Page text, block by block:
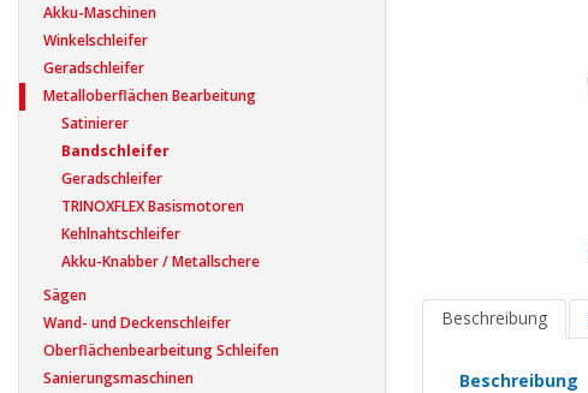
Akku-Maschinen
Winkelschleifer
Geradschleifer
Metalloberflächen Bearbeitung
Satinierer
Bandschleifer
Geradschleifer
TRINOXFLEX Basismotoren
Kehlnahtschleifer
Akku-Knabber / Metallschere
Sägen
Wand- und Deckenschleifer
Oberflächenbearbeitung Schleifen
Sanierungsmaschinen
Beschreibung
Beschreibung